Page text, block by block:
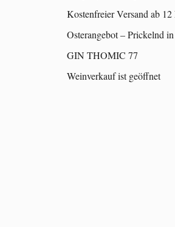
Kostenfreier Versand ab 12
Osterangebot – Prickelnd
GIN THOMIC 77
Weinverkauf ist geöffnet